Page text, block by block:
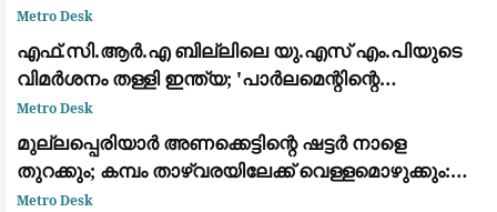
Metro Desk
​എഫ്.സി.ആർ.എ ബില്ലിലെ യു.എസ് എം.പിയുടെ
വിമർശനം തള്ളി ഇന്ത്യ; 'പാർലമെന്റിന്റെ
അധികാരം, ആഭ്യന്തര വിഷയം' എന്ന് വിദേശകാര്യ
മന്ത്രാലയം
Metro Desk
മുല്ലപ്പെരിയാർ അണക്കെട്ടിന്റെ ഷട്ടർ നാളെ
തുറക്കും; കമ്പം താഴ്‌വരയിലേക്ക് വെള്ളമൊഴുക്കും:
മുന്നറിയിപ്പ്
Metro Desk